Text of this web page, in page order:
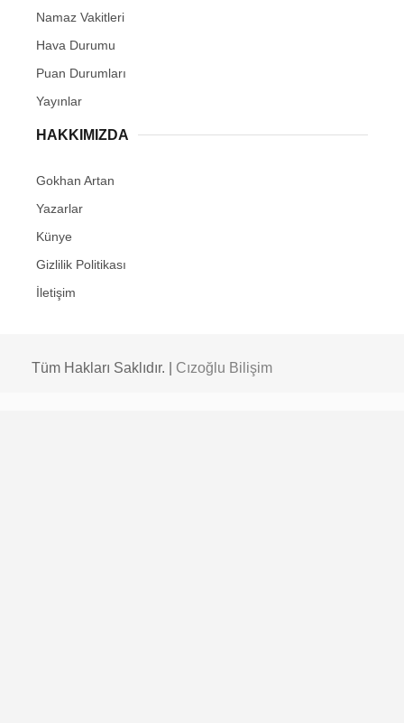
Namaz Vakitleri
Hava Durumu
Puan Durumları
Yayınlar
HAKKIMIZDA
Gokhan Artan
Yazarlar
Künye
Gizlilik Politikası
İletişim
Tüm Hakları Saklıdır. | Cızoğlu Bilişim